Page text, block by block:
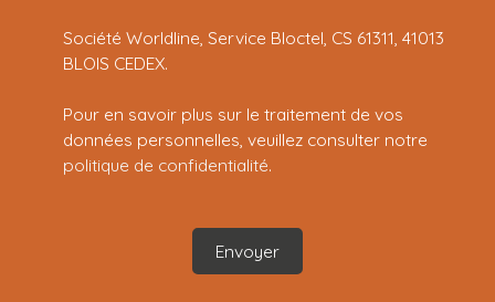
Société Worldline, Service Bloctel, CS 61311, 41013
BLOIS CEDEX.
Pour en savoir plus sur le traitement de vos
données personnelles, veuillez consulter notre
politique de confidentialité.
Envoyer